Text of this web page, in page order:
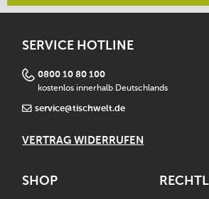
SERVICE HOTLINE
0800 10 80 100
kostenlos innerhalb Deutschlands
service@tischwelt.de
VERTRAG WIDERRUFEN
SHOP